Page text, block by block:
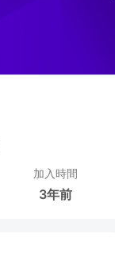
加入時間
3年前